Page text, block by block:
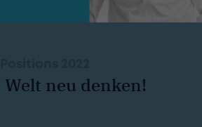
Welt neu denken!